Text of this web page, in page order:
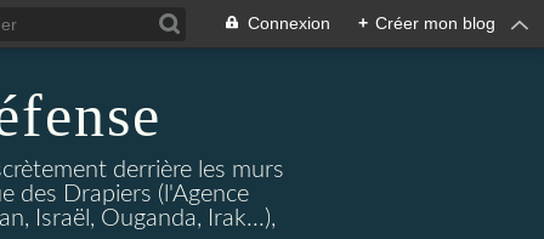
Connexion + Créer mon blog
derrière les murs
des Drapiers (l'Agence
Israël, Ouganda, Irak...),